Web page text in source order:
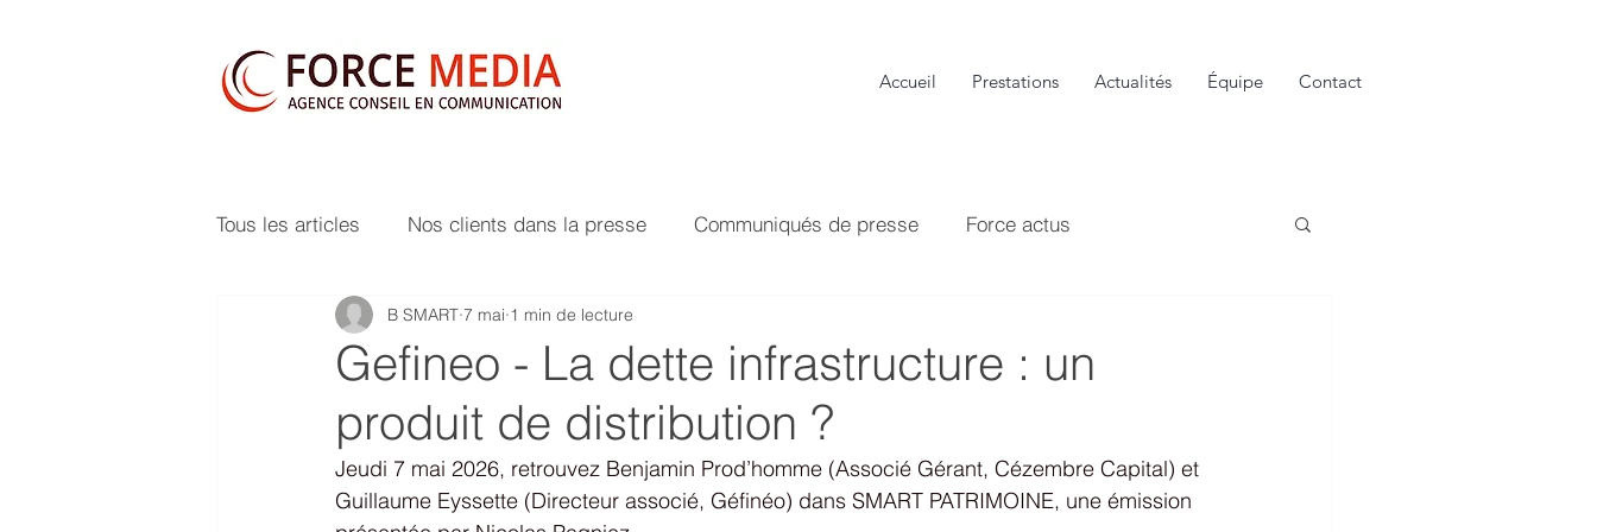
Accueil Prestations Actualités Équipe Contact
Tous les articles Nos clients dans la presse Communiqués de presse Force actus
Gefineo - La dette infrastructure : un
produit de distribution ?
B SMART 7 mai 1 min de lecture
Jeudi 7 mai 2026, retrouvez Benjamin Prod’homme (Associé Gérant, Cézembre Capital) et
Guillaume Eyssette (Directeur associé, Géfinéo) dans SMART PATRIMOINE, une émission